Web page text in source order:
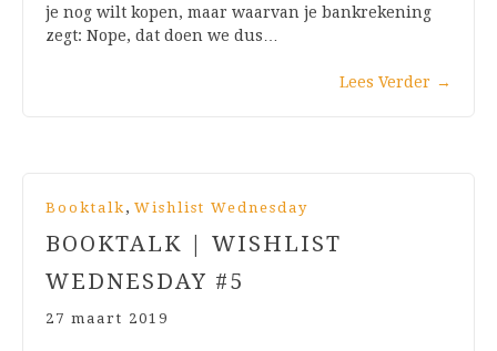
je nog wilt kopen, maar waarvan je bankrekening
zegt: Nope, dat doen we dus…
Lees Verder →
Booktalk , Wishlist Wednesday
BOOKTALK | WISHLIST
WEDNESDAY #5
27 maart 2019